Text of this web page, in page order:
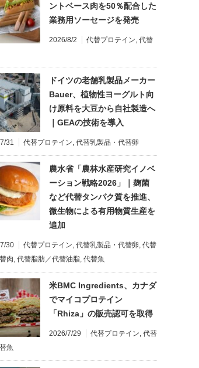
ントベース肉を50％配合した
業務用ソーセージを発売
2026/8/2 代替プロテイン 代替
ドイツの老舗乳製品メーカー
Bauer、植物性ヨーグルト向
け原料を大豆から自社製造へ
｜GEAの技術を導入
31 代替プロテイン 代替乳製品・代替卵
農水省「農林水産研究イノベ
ーション戦略2026」｜麹菌
など代替タンパク質を推進、
微生物による有用物質生産を
追加
30 代替プロテイン 代替乳製品・代替卵 代替
肉 代替脂肪／代替油脂 代替魚
米BMC Ingredients、カナダ
でマイコプロテイン
「Rhiza」の販売認可を取得
2026/7/29 代替プロテイン 代替
魚